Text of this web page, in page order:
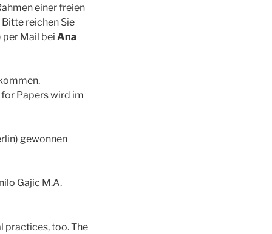
einer freien
reichen Sie
Mail bei Ana
Papers wird im
gewonnen
Gajic M.A.
practices, too. The